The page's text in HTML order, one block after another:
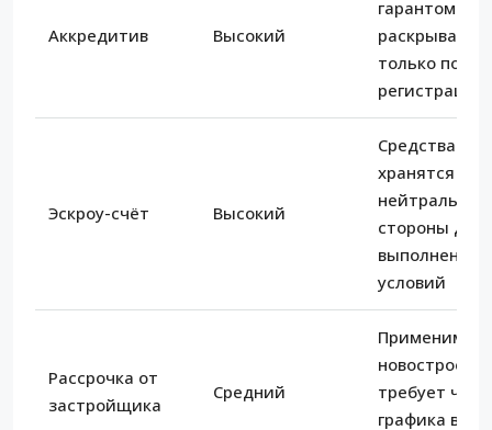
Аккредитив Высокий
гарантом:
только после
регистрации
Эскроу-счёт Высокий
Средства
хранятся у
нейтральной
стороны до
выполнения
условий
Рассрочка от
застройщика
Средний
Применима
новостроек,
требует
графика в